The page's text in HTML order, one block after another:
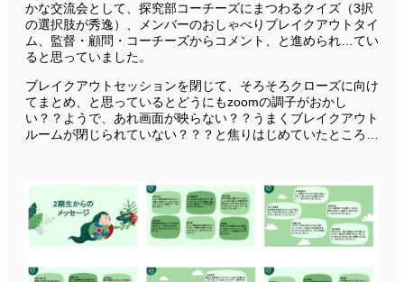
かな交流会として、探究部コーチーズにまつわるクイズ（3択
の選択肢が秀逸）、メンバーのおしゃべりブレイクアウトタイ
ム、監督・顧問・コーチーズからコメント、と進められ…てい
ると思っていました。
ブレイクアウトセッションを閉じて、そろそろクローズに向け
てまとめ、と思っているとどうにもzoomの調子がおかし
い？？ようで、あれ画面が映らない？？うまくブレイクアウト
ルームが閉じられていない？？？と焦りはじめていたところ…